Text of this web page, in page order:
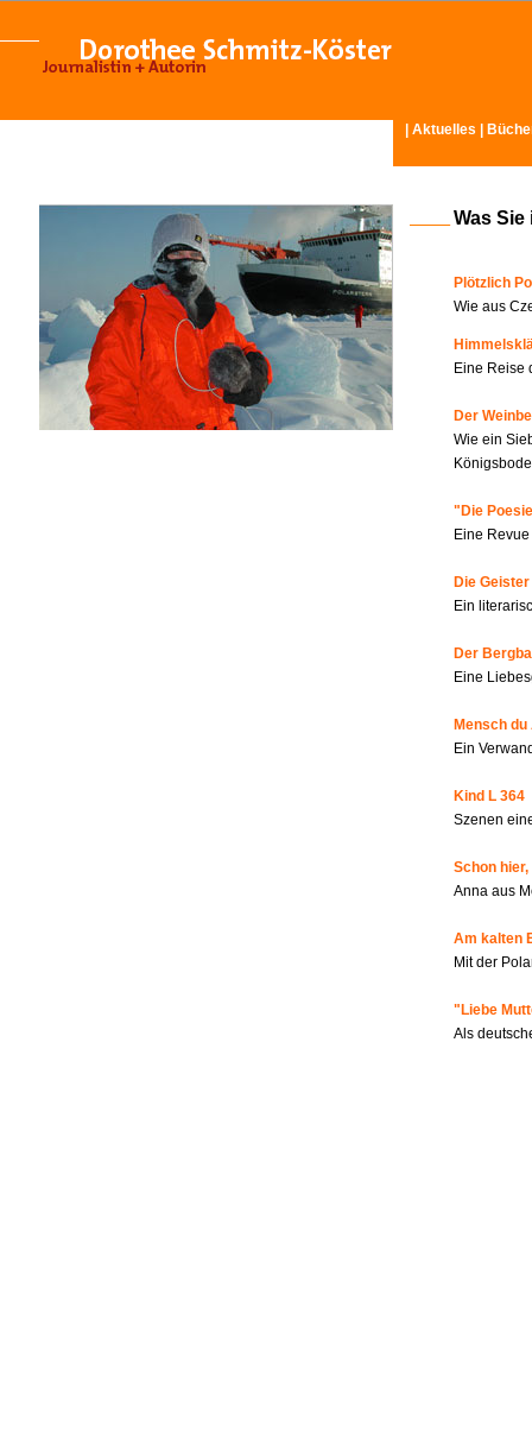
Aktuelles
Was
Plötzlich
Wie aus
Eine Reise
Der
Wie ein
"Die
Eine
Die
Ein
Der
Eine
Mensch du
Ein
Kind L 364
Szenen
Schon
Anna aus
Am kalten
Mit der
"Liebe
Als